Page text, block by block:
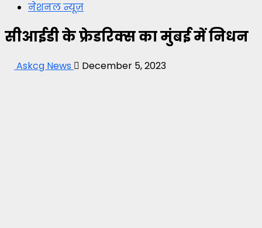
नेशनल न्यूज़
सीआईडी के फ्रेडरिक्स का मुंबई में निधन
Askcg News December 5, 2023